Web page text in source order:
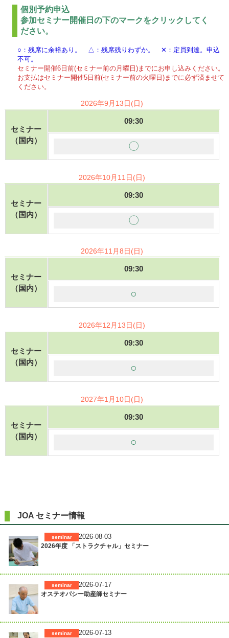
個別予約申込
参加セミナー開催日の下のマークをクリックしてく
ださい。
○：残席に余裕あり。 △：残席残りわずか。 ✕：定員到達。申込
不可。
セミナー開催6日前(セミナー前の月曜日)までにお申し込みください。
お支払はセミナー開催5日前(セミナー前の火曜日)までに必ず済ませて
ください。
2026年9月13日(日)
セミナー
（国内）
09:30
〇
2026年10月11日(日)
セミナー
（国内）
09:30
〇
2026年11月8日(日)
セミナー
（国内）
09:30
○
2026年12月13日(日)
セミナー
（国内）
09:30
○
2027年1月10日(日)
セミナー
（国内）
09:30
○
JOA セミナー情報
2026-08-03
seminar
2026年度 「ストラクチャル」セミナー
2026-07-17
seminar
オステオパシー助産師セミナー
2026-07-13
seminar